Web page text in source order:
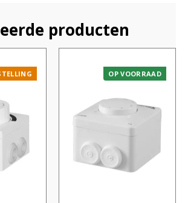
producten
OP VOORRAAD